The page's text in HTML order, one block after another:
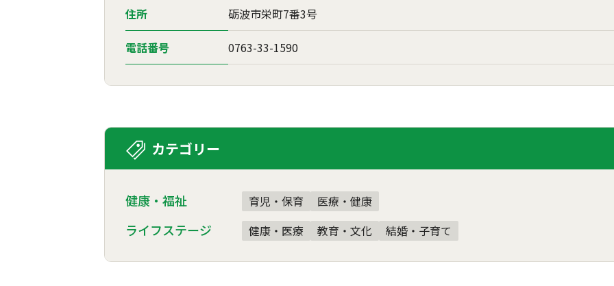
住所 砺波市栄町7番3号
電話番号 0763-33-1590
カテゴリー
健康・福祉 育児・保育 医療・健康
ライフステージ 健康・医療 教育・文化 結婚・子育て